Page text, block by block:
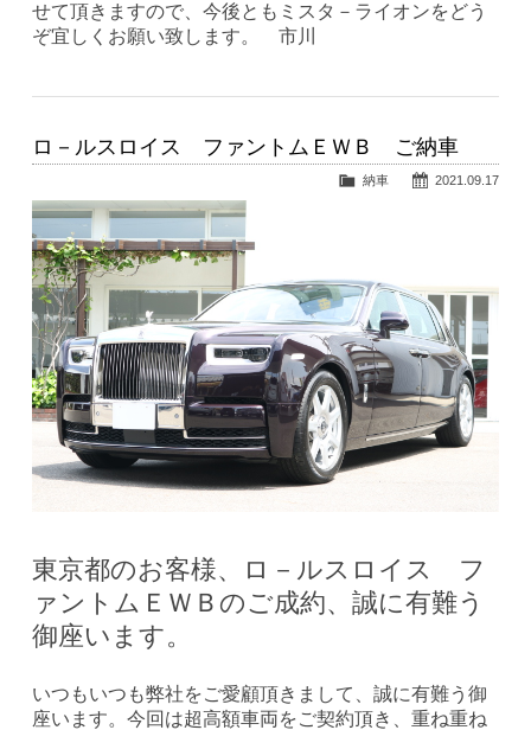
せて頂きますので、今後ともミスタ－ライオンをどう
ぞ宜しくお願い致します。 市川
ロ－ルスロイス ファントムＥＷＢ ご納車
2021.09.17
納車
東京都のお客様、ロ－ルスロイス フ
ァントムＥＷＢのご成約、誠に有難う
御座います。
いつもいつも弊社をご愛顧頂きまして、誠に有難う御
座います。今回は超高額車両をご契約頂き、重ね重ね